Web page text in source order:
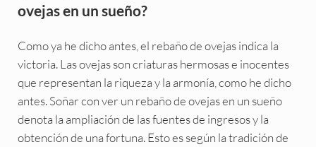
ovejas en un sueño?
Como ya he dicho antes, el rebaño de ovejas indica la
victoria. Las ovejas son criaturas hermosas e inocentes
que representan la riqueza y la armonía, como he dicho
antes. Soñar con ver un rebaño de ovejas en un sueño
denota la ampliación de las fuentes de ingresos y la
obtención de una fortuna. Esto es según la tradición de